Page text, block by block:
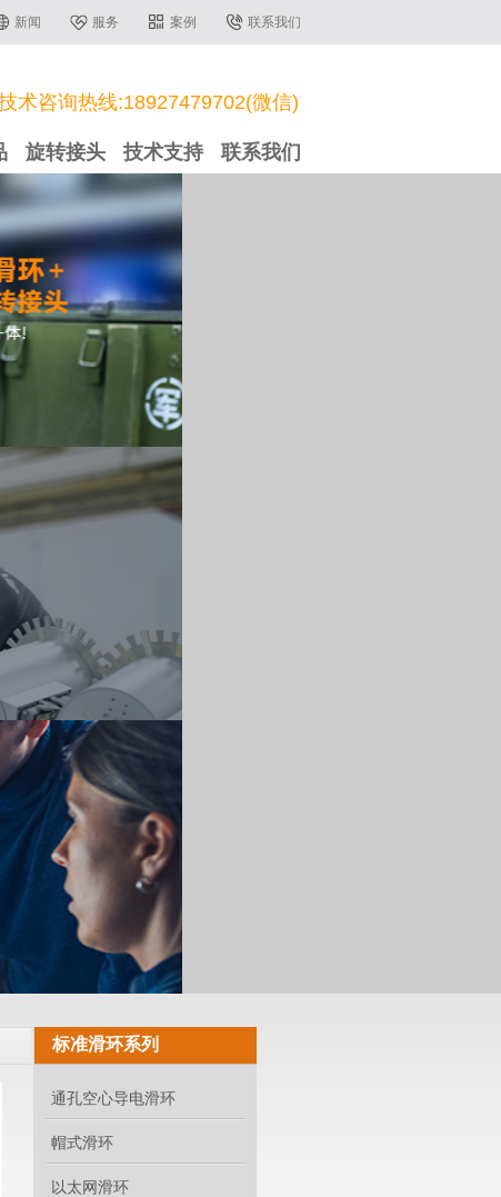
新闻 服务 案例 联系我们
术咨询热线:18927479702(微信)
旋转接头 技术支持 联系我们
标准滑环系列
通孔空心导电滑环
帽式滑环
以太网滑环